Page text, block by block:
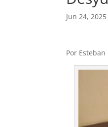
Jun 24, 2025
Por